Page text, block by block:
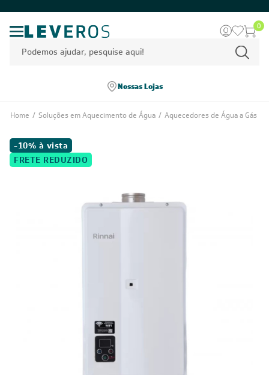
0
Nossas Lojas
Home / Soluções em Aquecimento de Água / Aquecedores de Água a Gás
-10% à vista
FRETE REDUZIDO